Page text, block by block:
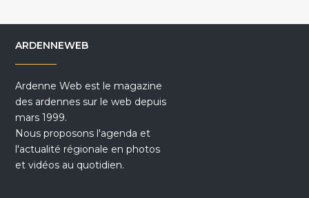
ARDENNEWEB
Ardenne Web est le magazine
des ardennes sur le web depuis
mars 1999.
Nous proposons l'agenda et
l'actualité régionale en photos
et vidéos au quotidien.